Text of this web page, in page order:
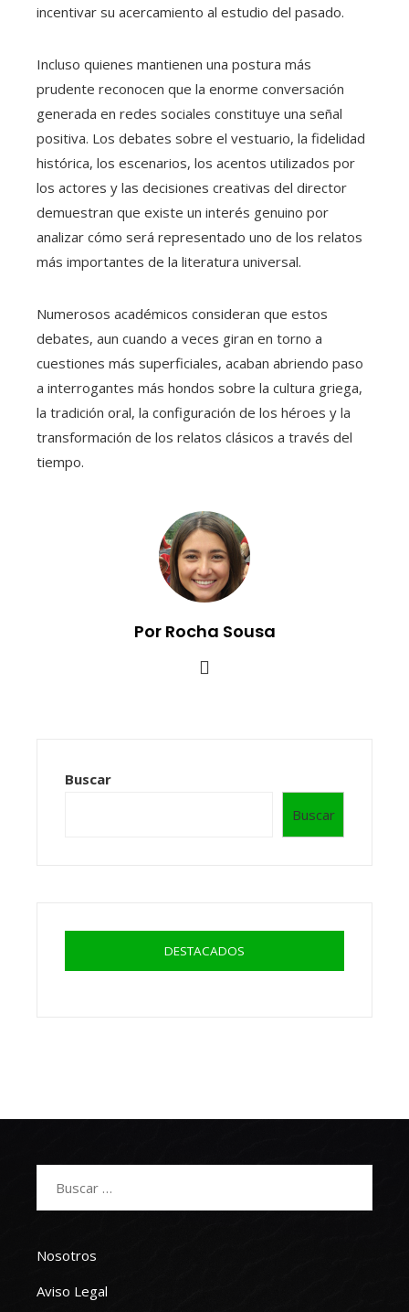
incentivar su acercamiento al estudio del pasado.
Incluso quienes mantienen una postura más
prudente reconocen que la enorme conversación
generada en redes sociales constituye una señal
positiva. Los debates sobre el vestuario, la fidelidad
histórica, los escenarios, los acentos utilizados por
los actores y las decisiones creativas del director
demuestran que existe un interés genuino por
analizar cómo será representado uno de los relatos
más importantes de la literatura universal.
Numerosos académicos consideran que estos
debates, aun cuando a veces giran en torno a
cuestiones más superficiales, acaban abriendo paso
a interrogantes más hondos sobre la cultura griega,
la tradición oral, la configuración de los héroes y la
transformación de los relatos clásicos a través del
tiempo.
Por Rocha Sousa
Buscar
Buscar
DESTACADOS
Nosotros
Aviso Legal